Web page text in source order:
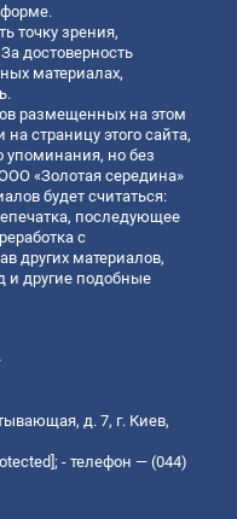
точку зрения,
достоверность
материалах,
размещенных на этом
страницу этого сайта,
упоминания, но без
«Золотая середина»
будет считаться:
последующее
с
других материалов,
и другие подобные
д. 7, г. Киев,
; - телефон — (044)